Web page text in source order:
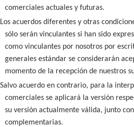
comerciales actuales y futuras.
Los acuerdos diferentes y otras
sólo serán vinculantes si han sido
como vinculantes por nosotros por
generales estándar se considerarán
momento de la recepción de nuestros
Salvo acuerdo en contrario, para la
comerciales se aplicará la versión
su versión actualmente válida, junto
complementarias.